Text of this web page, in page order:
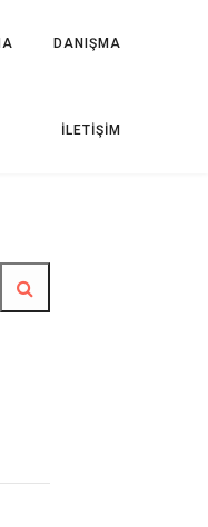
DANIŞMA
İLETIŞIM